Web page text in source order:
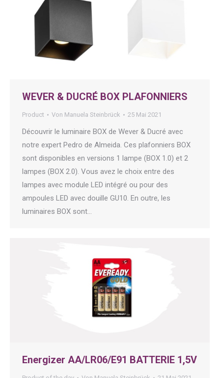
WEVER & DUCRÉ BOX PLAFONNIERS
Product Von Manuela Steinbrück 25 Mai 2021
Découvrir le luminaire BOX de Wever & Ducré avec
notre expert Pedro de Almeida. Ces plafonniers BOX
sont disponibles en versions 1 lampe (BOX 1.0) et 2
lampes (BOX 2.0). Vous avez le choix entre des
lampes avec module LED intégré ou pour des
ampoules LED avec douille GU10. En outre, les
luminaires BOX sont…
Energizer AA/LR06/E91 BATTERIE 1,5V